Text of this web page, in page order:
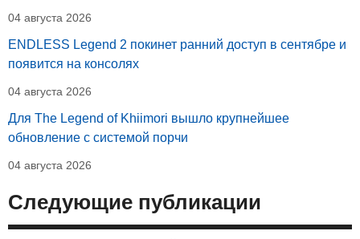
04 августа 2026
ENDLESS Legend 2 покинет ранний доступ в сентябре и
появится на консолях
04 августа 2026
Для The Legend of Khiimori вышло крупнейшее
обновление с системой порчи
04 августа 2026
Следующие публикации